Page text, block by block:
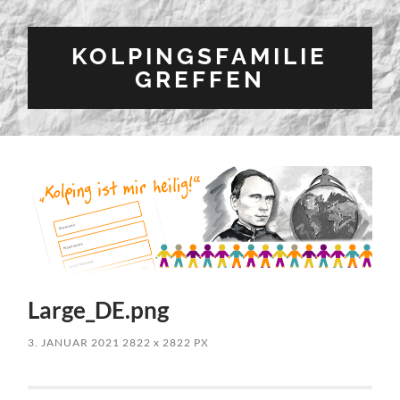
KOLPINGSFAMILIE
GREFFEN
Large_DE.png
3. JANUAR 2021 2822x 2822 PX